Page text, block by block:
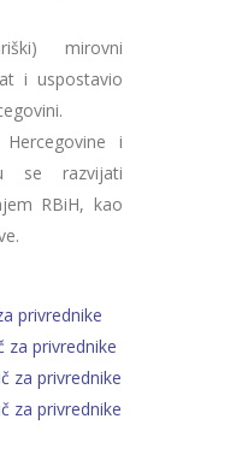
mirovni
i uspostavio
i
se razvijati
RBiH, kao
privrednike
za privrednike
za privrednike
za privrednike